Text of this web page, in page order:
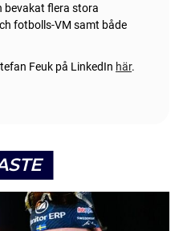
bevakat flera stora
fotbolls-VM samt både
Feuk på LinkedIn här.